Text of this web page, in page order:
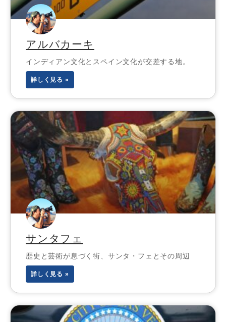
アルバカーキ
インディアン文化とスペイン文化が交差する地。
詳しく見る »
サンタフェ
歴史と芸術が息づく街、サンタ・フェとその周辺
詳しく見る »